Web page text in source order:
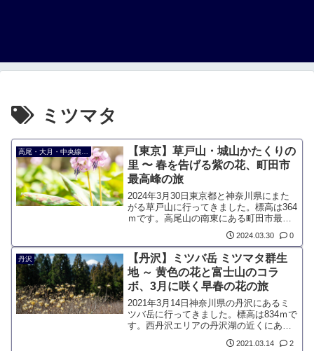
ミツマタ
【東京】草戸山・城山かたくりの
里 〜 春を告げる紫の花、町田市
最高峰の旅
2024年3月30日東京都と神奈川県にまた
がる草戸山に行ってきました。標高は364
ｍです。高尾山の南東にある町田市最高
峰の山で、複数のハイキングコースが存
在します。特徴はそれだけの低山です
が、3月のカタクリのシーズンに「城山か
たくりの里」と繋げて歩く人が多いです
2024.03.30 0
丹沢
【丹沢】ミツバ岳 ミツマタ群生
地 ～ 黄色の花と富士山のコラ
ボ、3月に咲く早春の花の旅
2021年3月14日神奈川県の丹沢にあるミ
ツバ岳に行ってきました。標高は834ｍで
す。西丹沢エリアの丹沢湖の近くにあ
り、ミツマタの花が咲くことで有名で、
開花する3月下旬だけ登山客が集中する山
2021.03.14 2